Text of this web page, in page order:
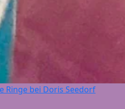
Ringe bei Doris Seedorf